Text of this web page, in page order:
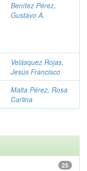
Benítez Pérez,
Gustavo A.
Velásquez Rojas,
Jesús Francisco
Maita Pérez, Rosa
Carlina
25